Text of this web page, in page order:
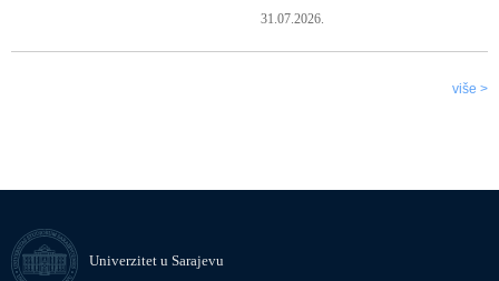
31.07.2026.
više >
Univerzitet u Sarajevu